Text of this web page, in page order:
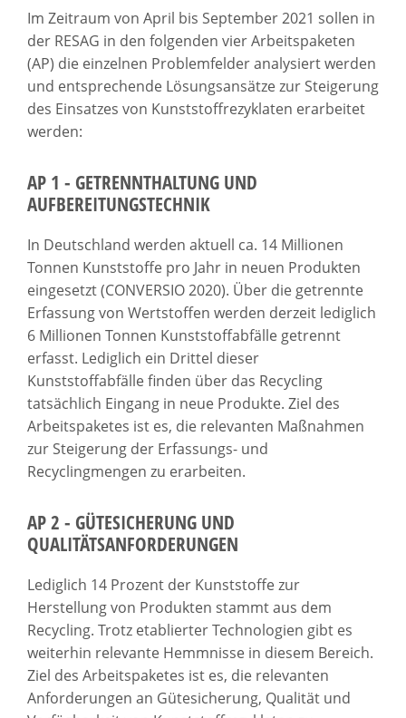
Im Zeitraum von April bis September 2021 sollen in
der RESAG in den folgenden vier Arbeitspaketen
(AP) die einzelnen Problemfelder analysiert werden
und entsprechende Lösungsansätze zur Steigerung
des Einsatzes von Kunststoffrezyklaten erarbeitet
werden:
AP 1 - GETRENNTHALTUNG UND
AUFBEREITUNGSTECHNIK
In Deutschland werden aktuell ca. 14 Millionen
Tonnen Kunststoffe pro Jahr in neuen Produkten
eingesetzt (CONVERSIO 2020). Über die getrennte
Erfassung von Wertstoffen werden derzeit lediglich
6 Millionen Tonnen Kunststoffabfälle getrennt
erfasst. Lediglich ein Drittel dieser
Kunststoffabfälle finden über das Recycling
tatsächlich Eingang in neue Produkte. Ziel des
Arbeitspaketes ist es, die relevanten Maßnahmen
zur Steigerung der Erfassungs- und
Recyclingmengen zu erarbeiten.
AP 2 - GÜTESICHERUNG UND
QUALITÄTSANFORDERUNGEN
Lediglich 14 Prozent der Kunststoffe zur
Herstellung von Produkten stammt aus dem
Recycling. Trotz etablierter Technologien gibt es
weiterhin relevante Hemmnisse in diesem Bereich.
Ziel des Arbeitspaketes ist es, die relevanten
Anforderungen an Gütesicherung, Qualität und